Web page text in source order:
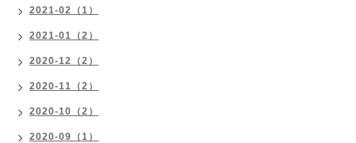
2021-02（1）
2021-01（2）
2020-12（2）
2020-11（2）
2020-10（2）
2020-09（1）